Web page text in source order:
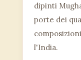
dipinti
porte dei
l'India.